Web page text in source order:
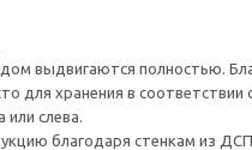
выдвигаются полностью.
для хранения в
или слева.
благодаря стенкам из